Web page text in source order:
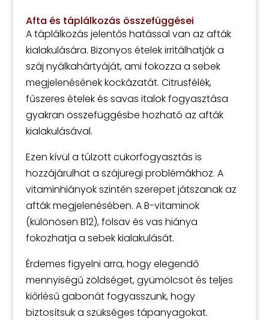
Afta és táplálkozás összefüggései
A táplálkozás jelentős hatással van az afták
kialakulására. Bizonyos ételek irritálhatják a
száj nyálkahártyáját, ami fokozza a sebek
megjelenésének kockázatát. Citrusfélék,
fűszeres ételek és savas italok fogyasztása
gyakran összefüggésbe hozható az afták
kialakulásával.
Ezen kívül a túlzott cukorfogyasztás is
hozzájárulhat a szájüregi problémákhoz. A
vitaminhiányok szintén szerepet játszanak az
afták megjelenésében. A B-vitaminok
(különösen B12), folsav és vas hiánya
fokozhatja a sebek kialakulását.
Érdemes figyelni arra, hogy elegendő
mennyiségű zöldséget, gyümölcsöt és teljes
kiőrlésű gabonát fogyasszunk, hogy
biztosítsuk a szükséges tápanyagokat.